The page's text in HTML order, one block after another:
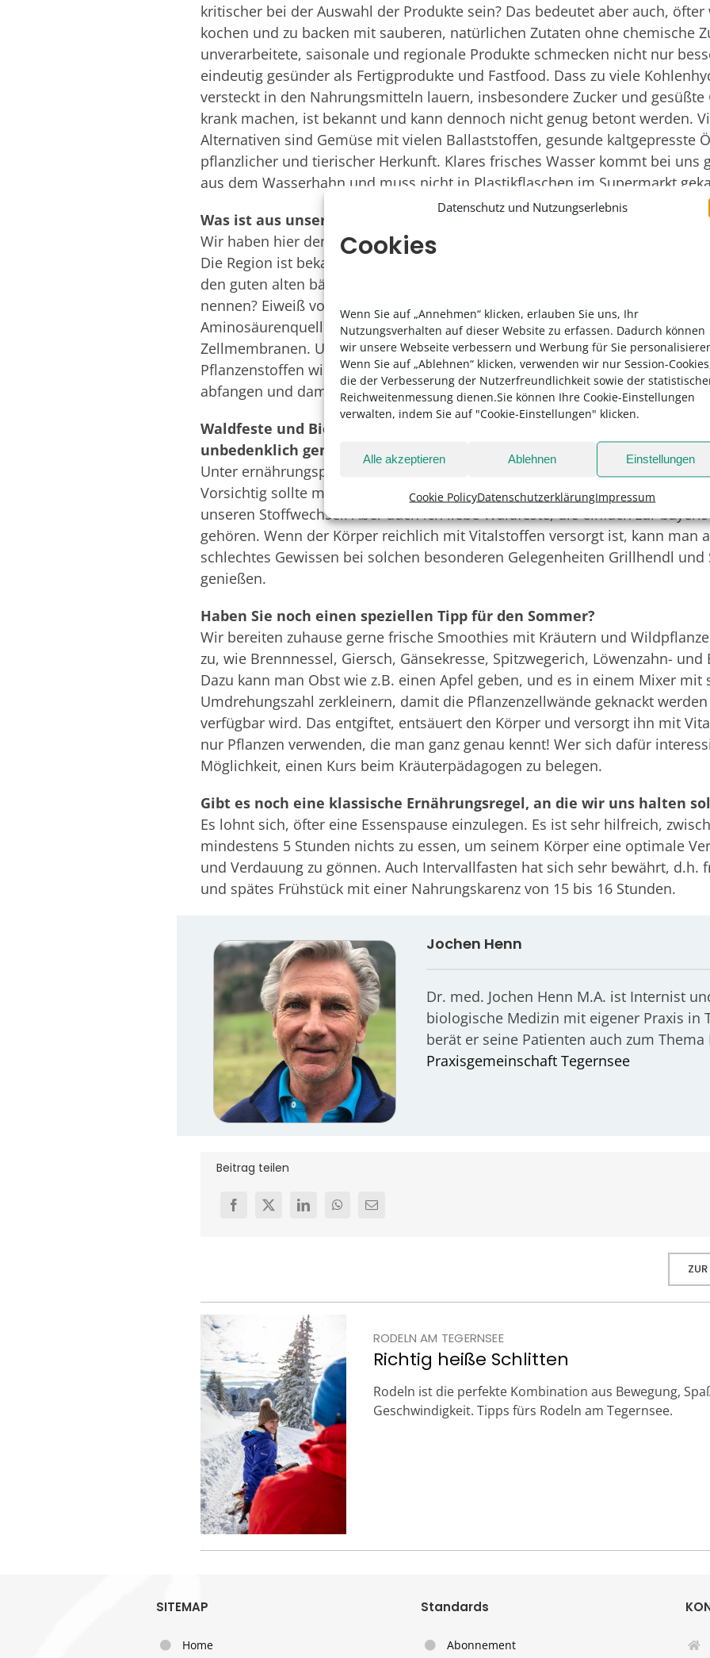
Datenschutz und Nutzungserlebnis
Cookies
Wenn Sie auf „Annehmen“ klicken, erlauben Sie uns, Ihr
Nutzungsverhalten auf dieser Website zu erfassen. Dadurch können
wir unsere Webseite verbessern und Werbung für Sie
Wenn Sie auf „Ablehnen“ klicken, verwenden wir nur Session-
die der Verbesserung der Nutzerfreundlichkeit sowie der
Reichweitenmessung dienen.Sie können Ihre Cookie-Einstellungen
verwalten, indem Sie auf "Cookie-Einstellungen" klicken.
Alle akzeptieren Ablehnen Einstellungen
Cookie PolicyDatenschutzerklärungImpressum
kritischer bei der Auswahl der Produkte sein? Das bedeutet aber auch, öfter
kochen und zu backen mit sauberen, natürlichen Zutaten ohne chemische
unverarbeitete, saisonale und regionale Produkte schmecken nicht nur
eindeutig gesünder als Fertigprodukte und Fastfood. Dass zu viele
versteckt in den Nahrungsmitteln lauern, insbesondere Zucker und gesüßte
krank machen, ist bekannt und kann dennoch nicht genug betont werden.
Alternativen sind Gemüse mit vielen Ballaststoffen, gesunde kaltgepresste
pflanzlicher und tierischer Herkunft. Klares frisches Wasser kommt bei uns
aus dem Wasserhahn und muss nicht in Plastikflaschen im Supermarkt
Was ist aus unserer Gegend besonders gesund?
Wir haben hier den großen Vorteil einer Naturlandschaft ohne industrielle
Die Region ist bekannt für saubere Luft, saubere Gewässer und für eine
den guten alten bäuerlichen Traditionen verpflichtet fühlt. Können Sie uns
nennen? Eiweiß von Bio-Hühnereiern ist für den menschlichen Körper eine
Aminosäurenquelle, Eigelb mit seinem Lecithin hilft beim Aufbau von
Zellmembranen. Ungespritztes Obst und Gemüse sind reich an
Pflanzenstoffen wie z.B. Polyphenolen, die als Antioxidantien schädliche
abfangen und damit eine Art Anti-Rost-Programm darstellen.
Waldfeste und Biergärten locken mit bayerischen Spezialitäten.
unbedenklich genießen?
Unter ernährungsphysiologischen Aspekten ist das natürlich nicht die
Vorsichtig sollte man beim Grillen sein, denn verbranntes Fett ist definitiv
unseren Stoffwechsel. Aber auch ich liebe Waldfeste, die einfach zur
gehören. Wenn der Körper reichlich mit Vitalstoffen versorgt ist, kann man
schlechtes Gewissen bei solchen besonderen Gelegenheiten Grillhendl und
genießen.
Haben Sie noch einen speziellen Tipp für den Sommer?
Wir bereiten zuhause gerne frische Smoothies mit Kräutern und
zu, wie Brennnessel, Giersch, Gänsekresse, Spitzwegerich, Löwenzahn-
Dazu kann man Obst wie z.B. einen Apfel geben, und es in einem Mixer mit
Umdrehungszahl zerkleinern, damit die Pflanzenzellwände geknackt
verfügbar wird. Das entgiftet, entsäuert den Körper und versorgt ihn mit
nur Pflanzen verwenden, die man ganz genau kennt! Wer sich dafür
Möglichkeit, einen Kurs beim Kräuterpädagogen zu belegen.
Gibt es noch eine klassische Ernährungsregel, an die wir uns halten
Es lohnt sich, öfter eine Essenspause einzulegen. Es ist sehr hilfreich,
mindestens 5 Stunden nichts zu essen, um seinem Körper eine optimale
und Verdauung zu gönnen. Auch Intervallfasten hat sich sehr bewährt, d.h.
und spätes Frühstück mit einer Nahrungskarenz von 15 bis 16 Stunden.
Jochen Henn
Dr. med. Jochen Henn M.A. ist Internist
biologische Medizin mit eigener Praxis in
berät er seine Patienten auch zum Thema
Praxisgemeinschaft Tegernsee
Beitrag teilen
RODELN AM TEGERNSEE
Richtig heiße Schlitten
Rodeln ist die perfekte Kombination aus Bewegung,
Geschwindigkeit. Tipps fürs Rodeln am Tegernsee.
SITEMAP
Home
Standards
Abonnement